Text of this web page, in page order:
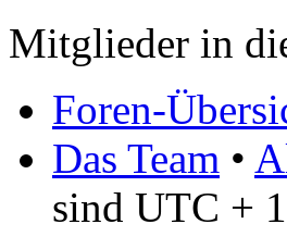
Mitglieder in
Foren-
Das Team •
sind UTC +